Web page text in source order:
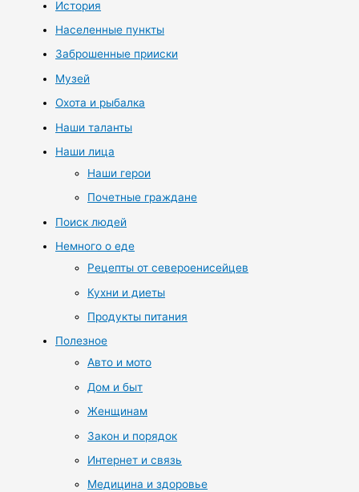
История
Населенные пункты
Заброшенные прииски
Музей
Охота и рыбалка
Наши таланты
Наши лица
Наши герои
Почетные граждане
Поиск людей
Немного о еде
Рецепты от североенисейцев
Кухни и диеты
Продукты питания
Полезное
Авто и мото
Дом и быт
Женщинам
Закон и порядок
Интернет и связь
Медицина и здоровье